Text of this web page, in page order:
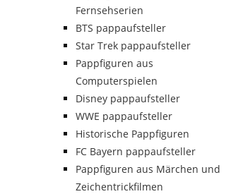
Fernsehserien
BTS pappaufsteller
Star Trek pappaufsteller
Pappfiguren aus
Computerspielen
Disney pappaufsteller
WWE pappaufsteller
Historische Pappfiguren
FC Bayern pappaufsteller
Pappfiguren aus Märchen und
Zeichentrickfilmen